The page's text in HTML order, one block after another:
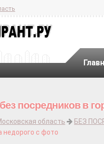
посредников в
область БЕЗ
недорого с фото